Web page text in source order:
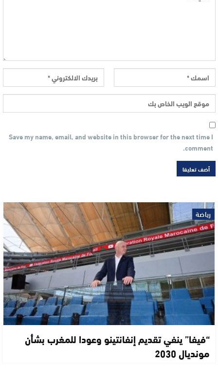
Save my name, email, and website in this browser for the next time I
comment.
رياضة
“فيفا” ينفي تقديم إنفانتينو وعودا للمغرب بشأن
مونديال 2030